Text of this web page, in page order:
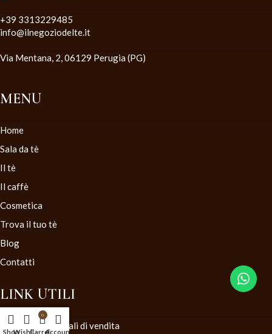
+39 3313229485
info@ilnegoziodelte.it
Via Mentana, 2, 06129 Perugia (PG)
MENU
Home
Sala da tè
Il tè
Il caffè
Cosmetica
Trova il tuo tè
Blog
Contatti
LINK UTILI
Condizioni generali di vendita
ShopWishlist
0
CarrelloAccount